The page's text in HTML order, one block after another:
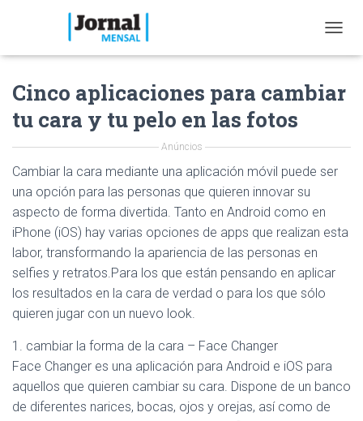
O
L
A
I
I
N
Cinco aplicaciones para cambiar
tu cara y tu pelo en las fotos
Anúncios
Cambiar la cara mediante una aplicación móvil puede ser
una opción para las personas que quieren innovar su
aspecto de forma divertida. Tanto en Android como en
iPhone (iOS) hay varias opciones de apps que realizan esta
labor, transformando la apariencia de las personas en
selfies y retratos.Para los que están pensando en aplicar
los resultados en la cara de verdad o para los que sólo
quieren jugar con un nuevo look.
1. cambiar la forma de la cara – Face Changer
Face Changer es una aplicación para Android e iOS para
aquellos que quieren cambiar su cara. Dispone de un banco
de diferentes narices, bocas, ojos y orejas, así como de